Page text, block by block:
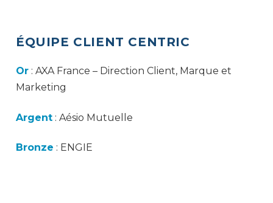
ÉQUIPE CLIENT CENTRIC
Or : AXA France – Direction Client, Marque et
Marketing
Argent : Aésio Mutuelle
Bronze : ENGIE